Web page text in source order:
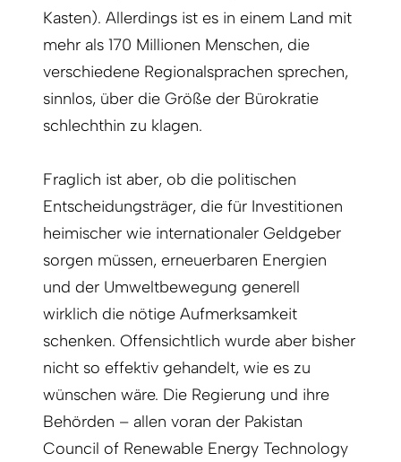
Kasten). Allerdings ist es in einem Land mit
mehr als 170 Millionen Menschen, die
verschiedene Regionalsprachen sprechen,
sinnlos, über die Größe der Bürokratie
schlechthin zu klagen.
Fraglich ist aber, ob die politischen
Entscheidungsträger, die für Investitionen
heimischer wie internationaler Geldgeber
sorgen müssen, erneuerbaren Energien
und der Umweltbewegung generell
wirklich die nötige Aufmerksamkeit
schenken. Offensichtlich wurde aber bisher
nicht so effektiv gehandelt, wie es zu
wünschen wäre. Die Regierung und ihre
Behörden – allen voran der Pakistan
Council of Renewable Energy Technology